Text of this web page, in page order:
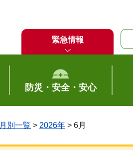
緊急情報
防災・安全・安心
月別一覧 > 2026年 > 6月